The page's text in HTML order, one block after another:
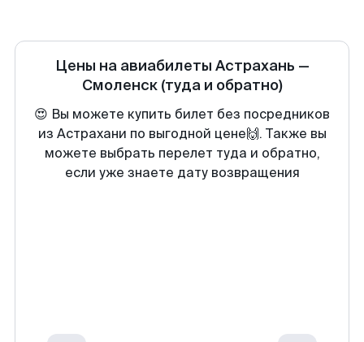
Цены на авиабилеты Астрахань —
Смоленск (туда и обратно)
😍 Вы можете купить билет без посредников
из Астрахани по выгодной цене🙌. Также вы
можете выбрать перелет туда и обратно,
если уже знаете дату возвращения